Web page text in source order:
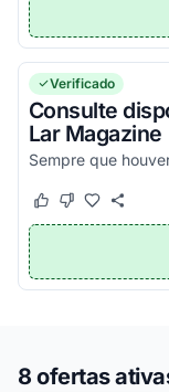
Verificado
Consulte
Lar Magazine
Este cupom
Este cupom
8 ofertas